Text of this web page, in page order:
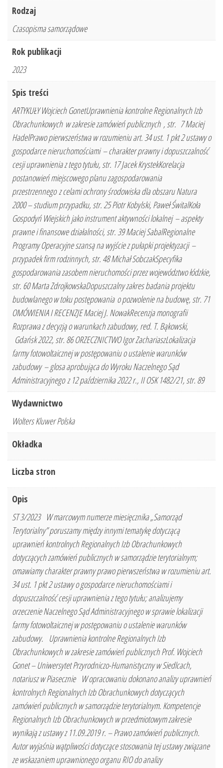
Rodzaj
Czasopisma samorządowe
Rok publikacji
2023
Spis treści
ARTYKUŁY Wojciech GonetUprawnienia kontrolne Regionalnych Izb
Obrachunkowych w zakresie zamówień publicznych , str. 7 Maciej
HadelPrawo pierwszeństwa w rozumieniu art. 34 ust. 1 pkt 2 ustawy o
gospodarce nieruchomościami – charakter prawny i dopuszczalność
cesji uprawnienia z tego tytułu, str. 17 Jacek KrystekKorelacja
postanowień miejscowego planu zagospodarowania
przestrzennego z celami ochrony środowiska dla obszaru Natura
2000 – studium przypadku, str. 25 Piotr Kobylski, Paweł ŚwitalKoła
Gospodyń Wiejskich jako instrument aktywności lokalnej – aspekty
prawne i finansowe działalności, str. 39 Maciej SabalRegionalne
Programy Operacyjne szansą na wyjście z pułapki projektyzacji –
przypadek firm rodzinnych, str. 48 Michał SobczakSpecyfika
gospodarowania zasobem nieruchomości przez województwo łódzkie,
str. 60 Marta ZdrojkowskaDopuszczalny zakres badania projektu
budowlanego w toku postępowania o pozwolenie na budowę, str. 71
OMÓWIENIA I RECENZJE Maciej J. NowakRecenzja monografii
Rozprawa z decyzją o warunkach zabudowy, red. T. Bąkowski,
Gdańsk 2022, str. 86 ORZECZNICTWO Igor ZachariaszLokalizacja
farmy fotowoltaicznej w postępowaniu o ustalenie warunków
zabudowy – glosa aprobująca do Wyroku Naczelnego Sąd
Administracyjnego z 12 października 2022 r., II OSK 1482/21, str. 89
Wydawnictwo
Wolters Kluwer Polska
Okładka
Liczba stron
Opis
ST 3/2023 W marcowym numerze miesięcznika „Samorząd
Terytorialny” poruszamy między innymi tematykę dotyczącą
uprawnień kontrolnych Regionalnych Izb Obrachunkowych
dotyczących zamówień publicznych w samorządzie terytorialnym;
omawiamy charakter prawny prawo pierwszeństwa w rozumieniu art.
34 ust. 1 pkt 2 ustawy o gospodarce nieruchomościami i
dopuszczalność cesji uprawnienia z tego tytułu; analizujemy
orzeczenie Naczelnego Sąd Administracyjnego w sprawie lokalizacji
farmy fotowoltaicznej w postępowaniu o ustalenie warunków
zabudowy. Uprawnienia kontrolne Regionalnych Izb
Obrachunkowych w zakresie zamówień publicznych Prof. Wojciech
Gonet – Uniwersytet Przyrodniczo-Humanistyczny w Siedlcach,
notariusz w Piasecznie W opracowaniu dokonano analizy uprawnień
kontrolnych Regionalnych Izb Obrachunkowych dotyczących
zamówień publicznych w samorządzie terytorialnym. Kompetencje
Regionalnych Izb Obrachunkowych w przedmiotowym zakresie
wynikają z ustawy z 11.09.2019 r. – Prawo zamówień publicznych.
Autor wyjaśnia wątpliwości dotyczące stosowania tej ustawy związane
ze wskazaniem uprawnionego organu RIO do analizy